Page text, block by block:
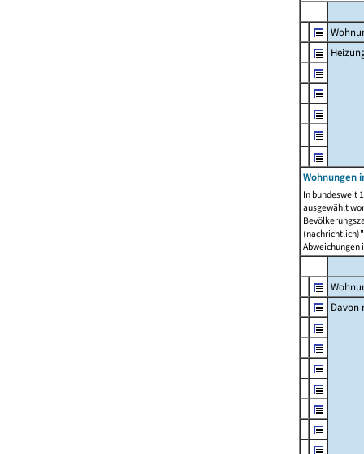
Wohnungen
In bundesweit
ausgewählt
Abweichungen
Davon